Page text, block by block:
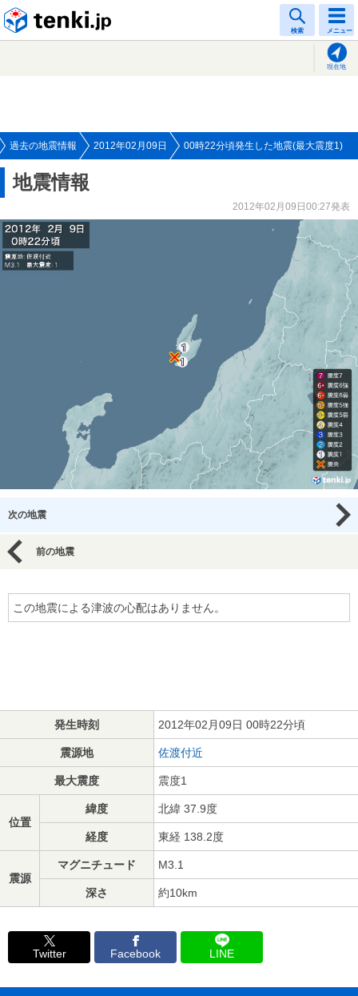
検索 メニュー
現在地
過去の地震情報 2012年02月09日 00時22分頃発生した地震(最大震度1)
地震情報
2012年02月09日00:27発表
次の地震
前の地震
この地震による津波の心配はありません。
発生時刻 2012年02月09日 00時22分頃
震源地 佐渡付近
最大震度 震度1
位置
緯度 北緯 37.9度
経度 東経 138.2度
震源
マグニチュード M3.1
深さ 約10km
Twitter Facebook LINE